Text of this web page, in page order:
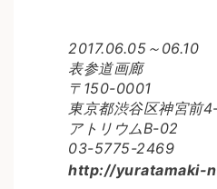
2017.06.05～06.10
表参道画廊
〒150-0001
東京都渋谷区神宮前
アトリウムB-02
03-5775-2469
http://yuratamaki-